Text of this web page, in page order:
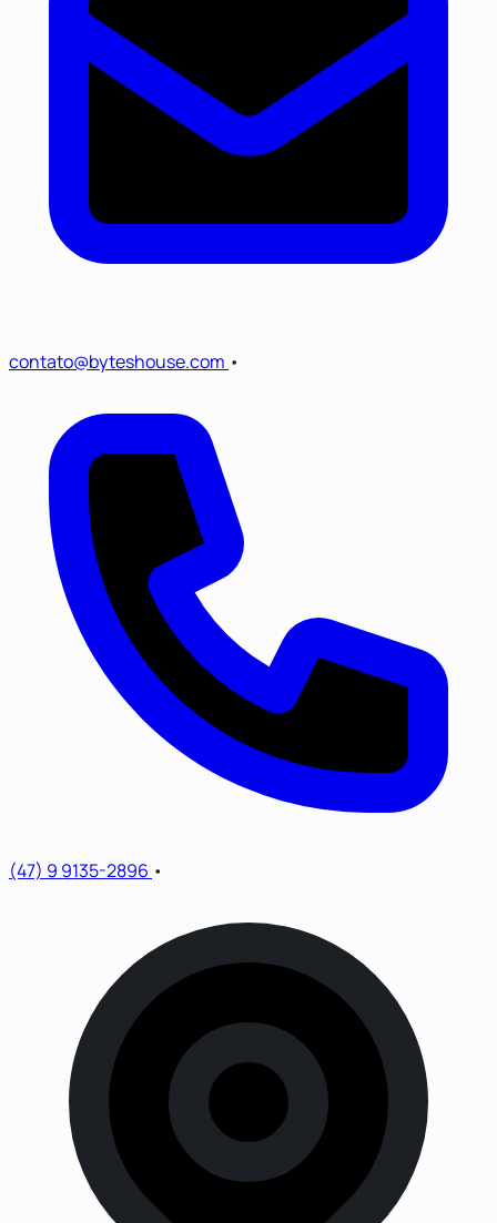
contato@byteshouse.com •
(47) 9 9135-2896 •